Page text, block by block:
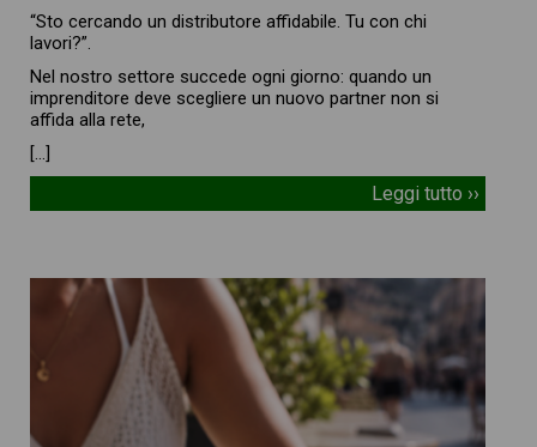
“Sto cercando un distributore affidabile. Tu con chi
lavori?”.
Nel nostro settore succede ogni giorno: quando un
imprenditore deve scegliere un nuovo partner non si
affida alla rete,
[…]
Leggi tutto ››